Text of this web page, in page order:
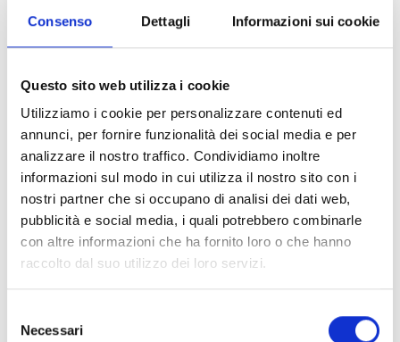
Consenso Dettagli Informazioni sui cookie
Questo sito web utilizza i cookie
Utilizziamo i cookie per personalizzare contenuti ed
annunci, per fornire funzionalità dei social media e per
analizzare il nostro traffico. Condividiamo inoltre
informazioni sul modo in cui utilizza il nostro sito con i
nostri partner che si occupano di analisi dei dati web,
pubblicità e social media, i quali potrebbero combinarle
con altre informazioni che ha fornito loro o che hanno
raccolto dal suo utilizzo dei loro servizi.
delNecessari
RECENT POSTS
Panthera Partner di Anima Confindustria per l’ERP
made in Italy
Panthera è Sponsor di SMART’26, il convegno di
UCIF
Le soluzioni Paper NG al Convegno annuale GIFCO
Una Panthera nelle strade di Brescia
Al via la nuova campagna Panthera su Radio24 con
le voci di Ale e Franz